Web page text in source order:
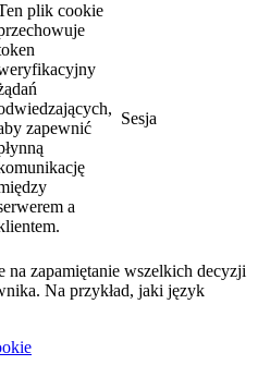
plik cookie
zapewnić
a
Sesja
zapamiętanie wszelkich decyzji
Na przykład, jaki język